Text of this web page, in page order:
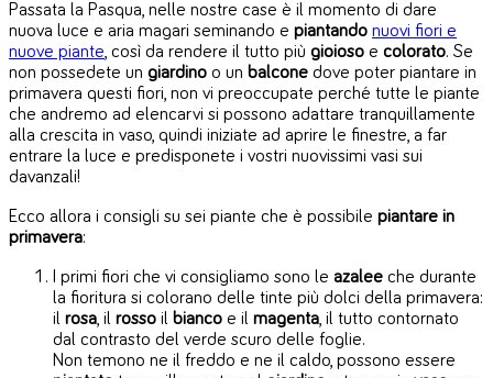
Passata la Pasqua, nelle nostre case è il momento di dare
nuova luce e aria magari seminando e piantando nuovi fiori e
nuove piante, così da rendere il tutto più gioioso e colorato. Se
non possedete un giardino o un balcone dove poter piantare in
primavera questi fiori, non vi preoccupate perché tutte le piante
che andremo ad elencarvi si possono adattare tranquillamente
alla crescita in vaso, quindi iniziate ad aprire le finestre, a far
entrare la luce e predisponete i vostri nuovissimi vasi sui
davanzali!
Ecco allora i consigli su sei piante che è possibile piantare in
primavera:
I primi fiori che vi consigliamo sono le azalee che durante
la fioritura si colorano delle tinte più dolci della primavera:
il rosa, il rosso il bianco e il magenta, il tutto contornato
dal contrasto del verde scuro delle foglie.
Non temono ne il freddo e ne il caldo, possono essere